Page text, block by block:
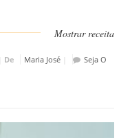
Mostrar receita
De Maria José|
Seja O